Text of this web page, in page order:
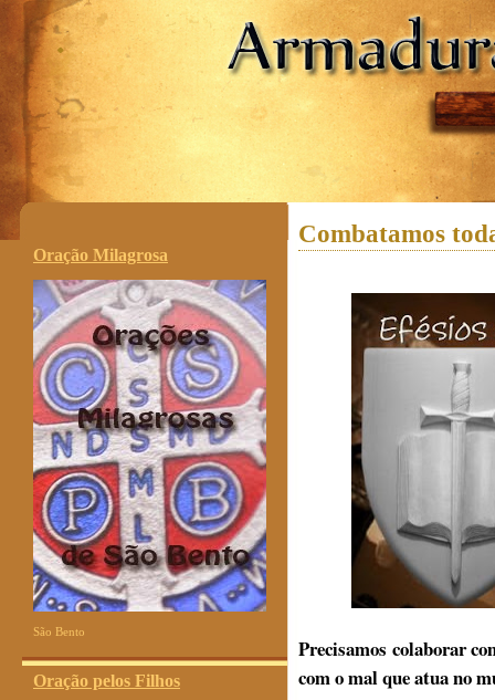
.
Oração Milagrosa
São Bento
Oração pelos Filhos
Combatamos
Precisamos colaborar
com o mal que atua no